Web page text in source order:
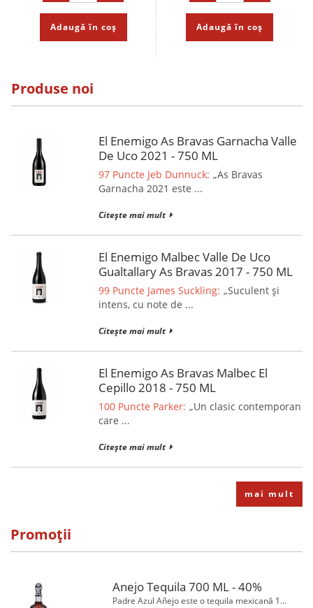
Adaugă în coș Adaugă în coș
Produse noi
El Enemigo As Bravas Garnacha Valle
De Uco 2021 - 750 ML
97 Puncte Jeb Dunnuck: „As Bravas
Garnacha 2021 este ...
Citește mai mult
El Enemigo Malbec Valle De Uco
Gualtallary As Bravas 2017 - 750 ML
99 Puncte James Suckling: „Suculent și
intens, cu note de ...
Citește mai mult
El Enemigo As Bravas Malbec El
Cepillo 2018 - 750 ML
100 Puncte Parker: „Un clasic contemporan
care ...
Citește mai mult
mai mult
Promoții
Anejo Tequila 700 ML - 40%
Padre Azul Añejo este o tequila mexicană 1...